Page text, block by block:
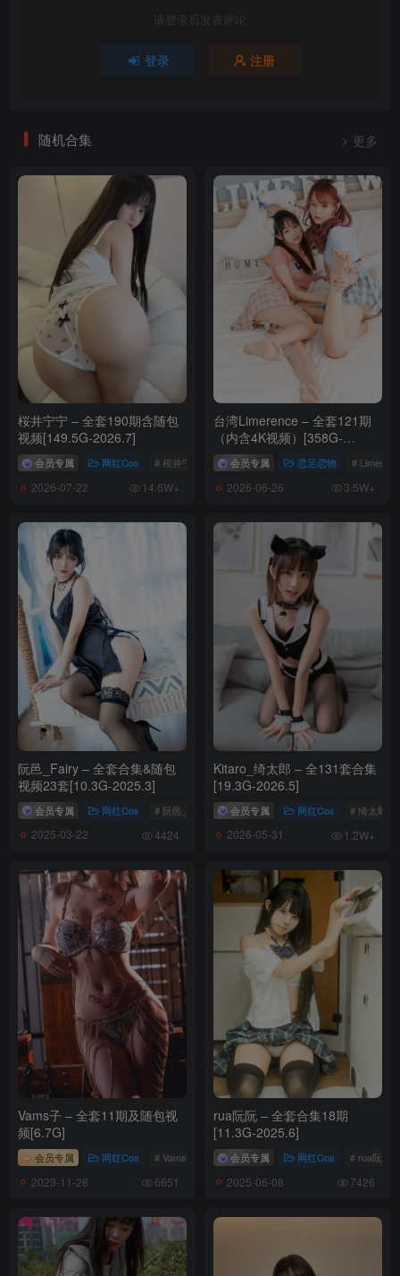
请登录后发表评论
登录 注册
随机合集 更多
桜井宁宁 – 全套190期含随包
视频[149.5G-2026.7]
会员专属 网红Cos # 桜井宁宁
2026-07-22 14.6W+
台湾Limerence – 全套121期
（内含4K视频）[358G-
2026.6]
会员专属 恋足恋物 #
2026-06-26 3.5W+
阮邑_Fairy – 全套合集&随包
视频23套[10.3G-2025.3]
会员专属 网红Cos # 阮邑_Fairy
2025-03-22 4424
Kitaro_绮太郎 – 全131套合集
[19.3G-2026.5]
会员专属 网红Cos # 绮太郎
2026-05-31 1.2W+
Vams子 – 全套11期及随包视
频[6.7G]
会员专属 网红Cos # Vams子
2023-11-28 6651
rua阮阮 – 全套合集18期
[11.3G-2025.6]
会员专属 网红Cos # rua阮阮
2025-06-08 7426